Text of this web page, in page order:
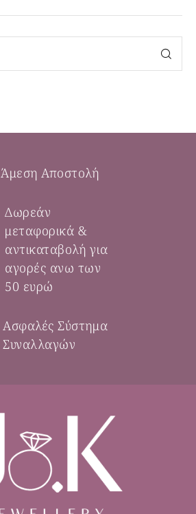
Άμεση Αποστολή
Δωρεάν
μεταφορικά &
αντικαταβολή για
αγορές ανω των
50 ευρώ
Ασφαλές Σύστημα
Συναλλαγών